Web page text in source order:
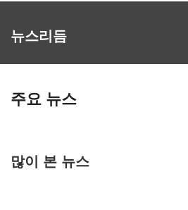
뉴스리듬
주요 뉴스
많이 본 뉴스